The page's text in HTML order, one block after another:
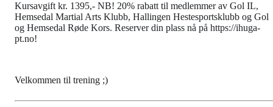
Kursavgift kr. 1395,- NB! 20% rabatt til medlemmer av Gol IL,
Hemsedal Martial Arts Klubb, Hallingen Hestesportsklubb og Gol
og Hemsedal Røde Kors. Reserver din plass nå på https://ihuga-
pt.no!
Velkommen til trening ;)